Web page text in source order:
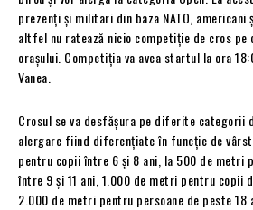
prezenţi şi militari din baza NATO,
altfel nu ratează nicio competiţie de cros pe
oraşului. Competiţia va avea startul la ora
Vanea.
Crosul se va desfăşura pe diferite categorii
alergare fiind diferenţiate în funcţie de
pentru copii între 6 şi 8 ani, la 500 de metri
între 9 şi 11 ani, 1.000 de metri pentru copii
2.000 de metri pentru persoane de peste 18